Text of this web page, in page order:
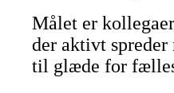
Målet er
der aktivt spreder
til glæde for